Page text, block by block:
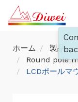
ホーム 製品
Round pole
LCDポールマ